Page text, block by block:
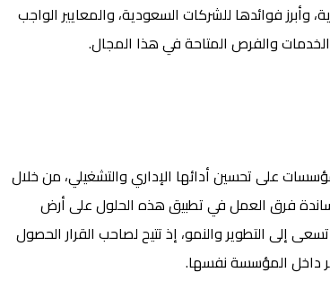
استشارات إدارية، وأبرز فوائدها للشركات السعودية، والمعايير الواجب
الخدمات والفرص المتاحة في هذا المجال.
على تحسين أدائها الإداري والتشغيلي، من خلال
فرق العمل في تطبيق هذه الحلول على أرض
إلى التطوير والنمو، إذ تتيح لصاحب القرار الحصول
داخل المؤسسة نفسها.